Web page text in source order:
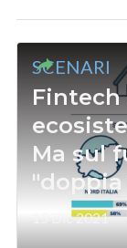
SCENARI
Fintech
Ma sul
15 Dic 2021